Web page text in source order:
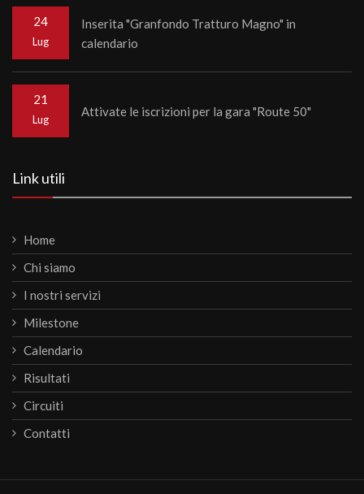
24
Lug
Inserita "Granfondo Tratturo Magno" in
calendario
21
Lug
Attivate le iscrizioni per la gara "Route 50"
Link utili
Home
Chi siamo
I nostri servizi
Milestone
Calendario
Risultati
Circuiti
Contatti